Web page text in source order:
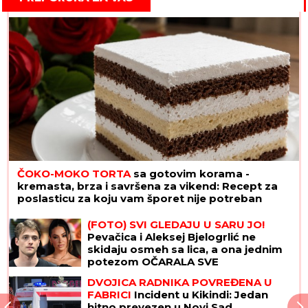
ČOKO-MOKO TORTAsa gotovim korama -
kremasta, brza i savršena za vikend: Recept za
poslasticu za koju vam šporet nije potreban
(FOTO) SVI GLEDAJU U SARU JO!
Pevačica i Aleksej Bjelogrlić ne
skidaju osmeh sa lica, a ona jednim
potezom OČARALA SVE
DVOJICA RADNIKA POVREĐENA U
FABRICI Incident u Kikindi: Jedan